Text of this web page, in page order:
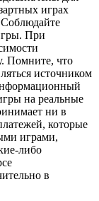
играх
При
Помните, что
источником
на реальные
ни в
которые
играми,
либо
в